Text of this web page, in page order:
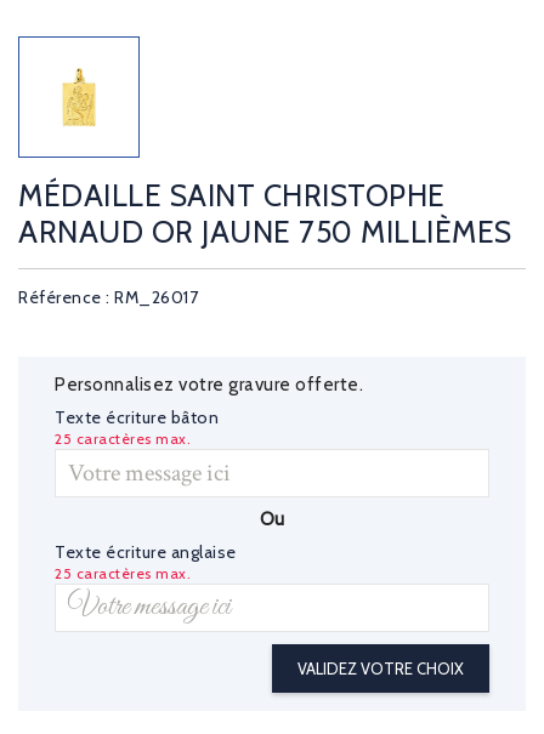
MÉDAILLE SAINT CHRISTOPHE
ARNAUD OR JAUNE 750 MILLIÈMES
Référence : RM_26017
Personnalisez votre gravure offerte.
Texte écriture bâton
25 caractères max.
Ou
Texte écriture anglaise
25 caractères max.
VALIDEZ VOTRE CHOIX